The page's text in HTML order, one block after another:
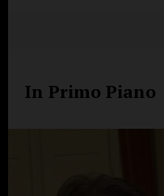
In Primo Piano